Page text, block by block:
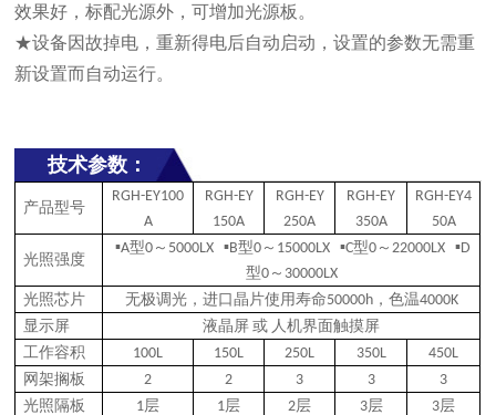
效果好，标配光源外，可增加光源板。
★设备因故掉电，重新得电后自动启动，设置的参数无需重
新设置而自动运行。
技术参数：
产品型号
RGH-EY100
A
RGH-EY
150A
RGH-EY
250A
RGH-EY
350A
RGH-EY4
50A
光照强度
▪A型0 ～ 5000LX ▪B型0 ～ 15000LX ▪C型0 ～22000LX ▪D
型0～ 30000LX
光照芯片
无极调光，进口晶片使用寿命50000h，色温4000K
显示屏
液晶屏 或 人机界面触摸屏
工作容积
100L 150L 250L 350L
450L
网架搁板
2 2 3 3
3
光照隔板
1层 1层 2层 3层 3层